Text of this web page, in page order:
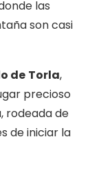
las
son casi
de Torla,
precioso
rodeada de
de iniciar la